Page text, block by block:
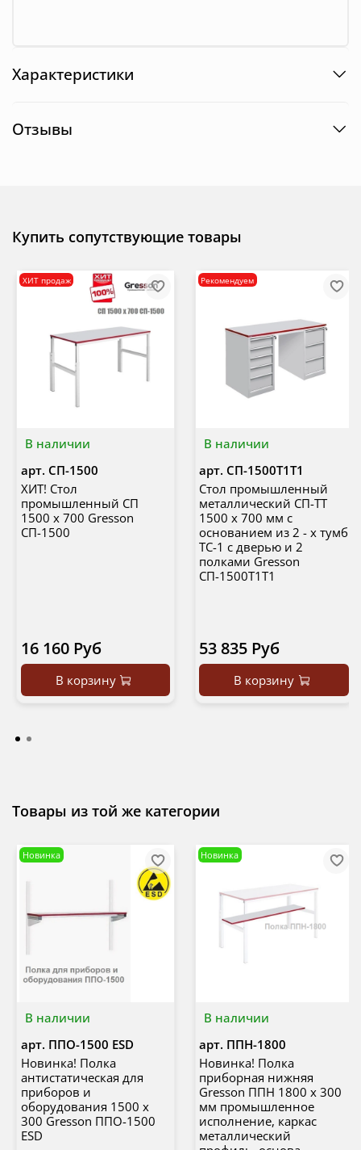
Характеристики
Отзывы
Купить сопутствующие товары
В наличии
ХИТ продаж
арт. СП-1500
ХИТ! Стол
промышленный CП
1500 х 700 Gresson
СП-1500
16 160 Руб
В корзину
В наличии
Рекомендуем
арт. СП-1500Т1Т1
Стол промышленный
металлический СП-ТТ
1500 х 700 мм с
основанием из 2 - х тумб
ТС-1 с дверью и 2
полками Gresson
СП-1500Т1Т1
53 835 Руб
В корзину
Товары из той же категории
В наличии
Новинка
арт. ППО-1500 ESD
Новинка! Полка
антистатическая для
приборов и
оборудования 1500 х
300 Gresson ППО-1500
ESD
В наличии
Новинка
арт. ППН-1800
Новинка! Полка
приборная нижняя
Gresson ППН 1800 х 300
мм промышленное
исполнение, каркас
металлический